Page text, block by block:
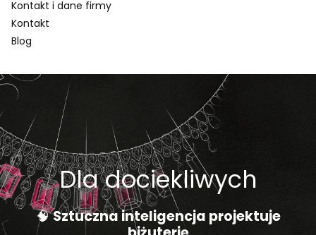
Kontakt i dane firmy
Kontakt
Blog
Dla dociekliwych
🧠Sztuczna inteligencja projektuje